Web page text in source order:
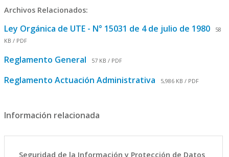
Archivos Relacionados:
Ley Orgánica de UTE - N° 15031 de 4 de julio de 1980
58
KB / PDF
Reglamento General 57 KB / PDF
Reglamento Actuación Administrativa 5,986 KB / PDF
Información relacionada
Seguridad de la Información y Protección de Datos